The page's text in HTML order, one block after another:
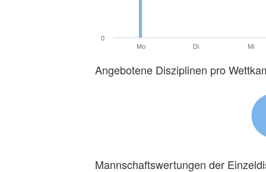
Mo Di Mi
0
Angebotene Disziplinen pro
Mannschaftswertungen der